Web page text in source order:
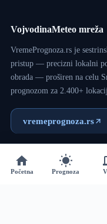
VojvodinaMeteo mreža
VremePrognoza.rs je
pristup — precizni lokalni
obrada — proširen na celu
prognozom za 2.400+
vremeprognoza.rs
Copyright © 2017 -
Početna Prognoza